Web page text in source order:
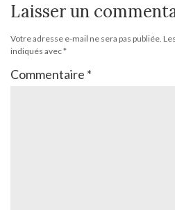
Laisser un
Votre adresse e-mail ne sera pas publiée.
indiqués avec*
Commentaire *